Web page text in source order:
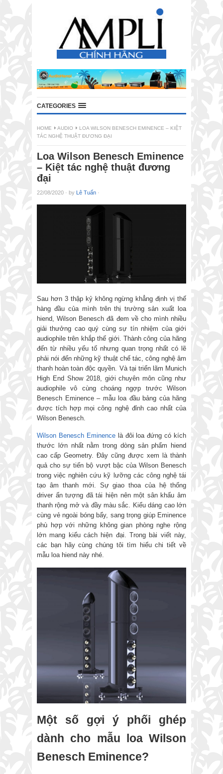
CATEGORIES
HOME AUDIO
LOA WILSON BENESCH EMINENCE – KIỆT
TÁC NGHỆ THUẬT ĐƯƠNG ĐẠI
Loa Wilson Benesch Eminence
– Kiệt tác nghệ thuật đương
đại
22/08/2020 · by Lê Tuấn ·
Sau hơn 3 thập kỷ không ngừng khẳng định vị thế
hàng đầu của mình trên thị trường sản xuất loa
hiend, Wilson Benesch đã đem về cho mình nhiều
giải thưởng cao quý cùng sự tín nhiệm của giới
audiophile trên khắp thế giới. Thành công của hãng
đến từ nhiều yếu tố nhưng quan trọng nhất có lẽ
phải nói đến những kỹ thuật chế tác, công nghệ âm
thanh hoàn toàn độc quyền. Và tại triển lãm Munich
High End Show 2018, giới chuyên môn cũng như
audiophile vô cùng choáng ngợp trước Wilson
Benesch Eminence – mẫu loa đầu bảng của hãng
được tích hợp mọi công nghệ đỉnh cao nhất của
Wilson Benesch.
Wilson Benesch Eminencelà đôi loa đứng có kích
thước lớn nhất nằm trong dòng sản phẩm hiend
cao cấp Geometry. Đây cũng được xem là thành
quả cho sự tiến bộ vượt bậc của Wilson Benesch
trong việc nghiên cứu kỹ lưỡng các công nghệ tái
tạo âm thanh mới. Sự giao thoa của hệ thống
driver ấn tượng đã tái hiện nên một sân khấu âm
thanh rộng mở và đầy màu sắc. Kiểu dáng cao lớn
cùng vẻ ngoài bóng bẩy, sang trọng giúp Eminence
phù hợp với những không gian phòng nghe rộng
lớn mang kiểu cách hiện đại. Trong bài viết này,
các bạn hãy cùng chúng tôi tìm hiểu chi tiết về
mẫu loa hiend này nhé.
Một số gợi ý phối ghép
dành cho mẫu loa Wilson
Benesch Eminence?